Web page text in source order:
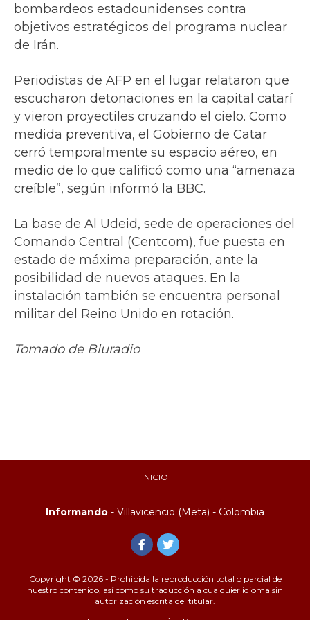
bombardeos estadounidenses contra
objetivos estratégicos del programa nuclear
de Irán.
Periodistas de AFP en el lugar relataron que
escucharon detonaciones en la capital catarí
y vieron proyectiles cruzando el cielo. Como
medida preventiva, el Gobierno de Catar
cerró temporalmente su espacio aéreo, en
medio de lo que calificó como una “amenaza
creíble”, según informó la BBC.
La base de Al Udeid, sede de operaciones del
Comando Central (Centcom), fue puesta en
estado de máxima preparación, ante la
posibilidad de nuevos ataques. En la
instalación también se encuentra personal
militar del Reino Unido en rotación.
Tomado de Bluradio
INICIO
Informando - Villavicencio (Meta) - Colombia
Copyright © 2026 - Prohibida la reproducción total o parcial de
nuestro contenido, así como su traducción a cualquier idioma sin
autorización escrita del titular.